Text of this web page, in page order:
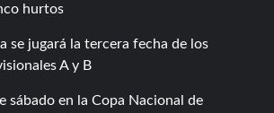
hurtos
se jugará la tercera fecha de los
A y B
sábado en la Copa Nacional de